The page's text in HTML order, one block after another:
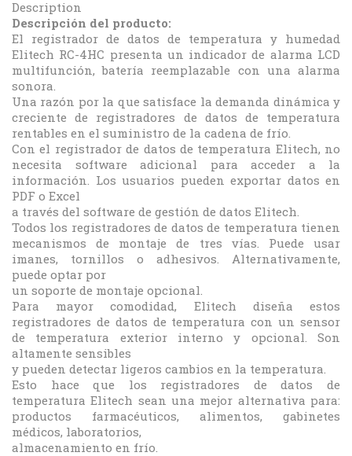
Description
Descripción del producto:
El registrador de datos de temperatura y humedad
Elitech RC-4HC presenta un indicador de alarma LCD
multifunción, batería reemplazable con una alarma
sonora.
Una razón por la que satisface la demanda dinámica y
creciente de registradores de datos de temperatura
rentables en el suministro de la cadena de frío.
Con el registrador de datos de temperatura Elitech, no
necesita software adicional para acceder a la
información. Los usuarios pueden exportar datos en
PDF o Excel
a través del software de gestión de datos Elitech.
Todos los registradores de datos de temperatura tienen
mecanismos de montaje de tres vías. Puede usar
imanes, tornillos o adhesivos. Alternativamente,
puede optar por
un soporte de montaje opcional.
Para mayor comodidad, Elitech diseña estos
registradores de datos de temperatura con un sensor
de temperatura exterior interno y opcional. Son
altamente sensibles
y pueden detectar ligeros cambios en la temperatura.
Esto hace que los registradores de datos de
temperatura Elitech sean una mejor alternativa para:
productos farmacéuticos, alimentos, gabinetes
médicos, laboratorios,
almacenamiento en frío.